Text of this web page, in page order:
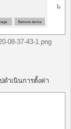
08-37-43-1.png
ดำเนินการตั้งค่า